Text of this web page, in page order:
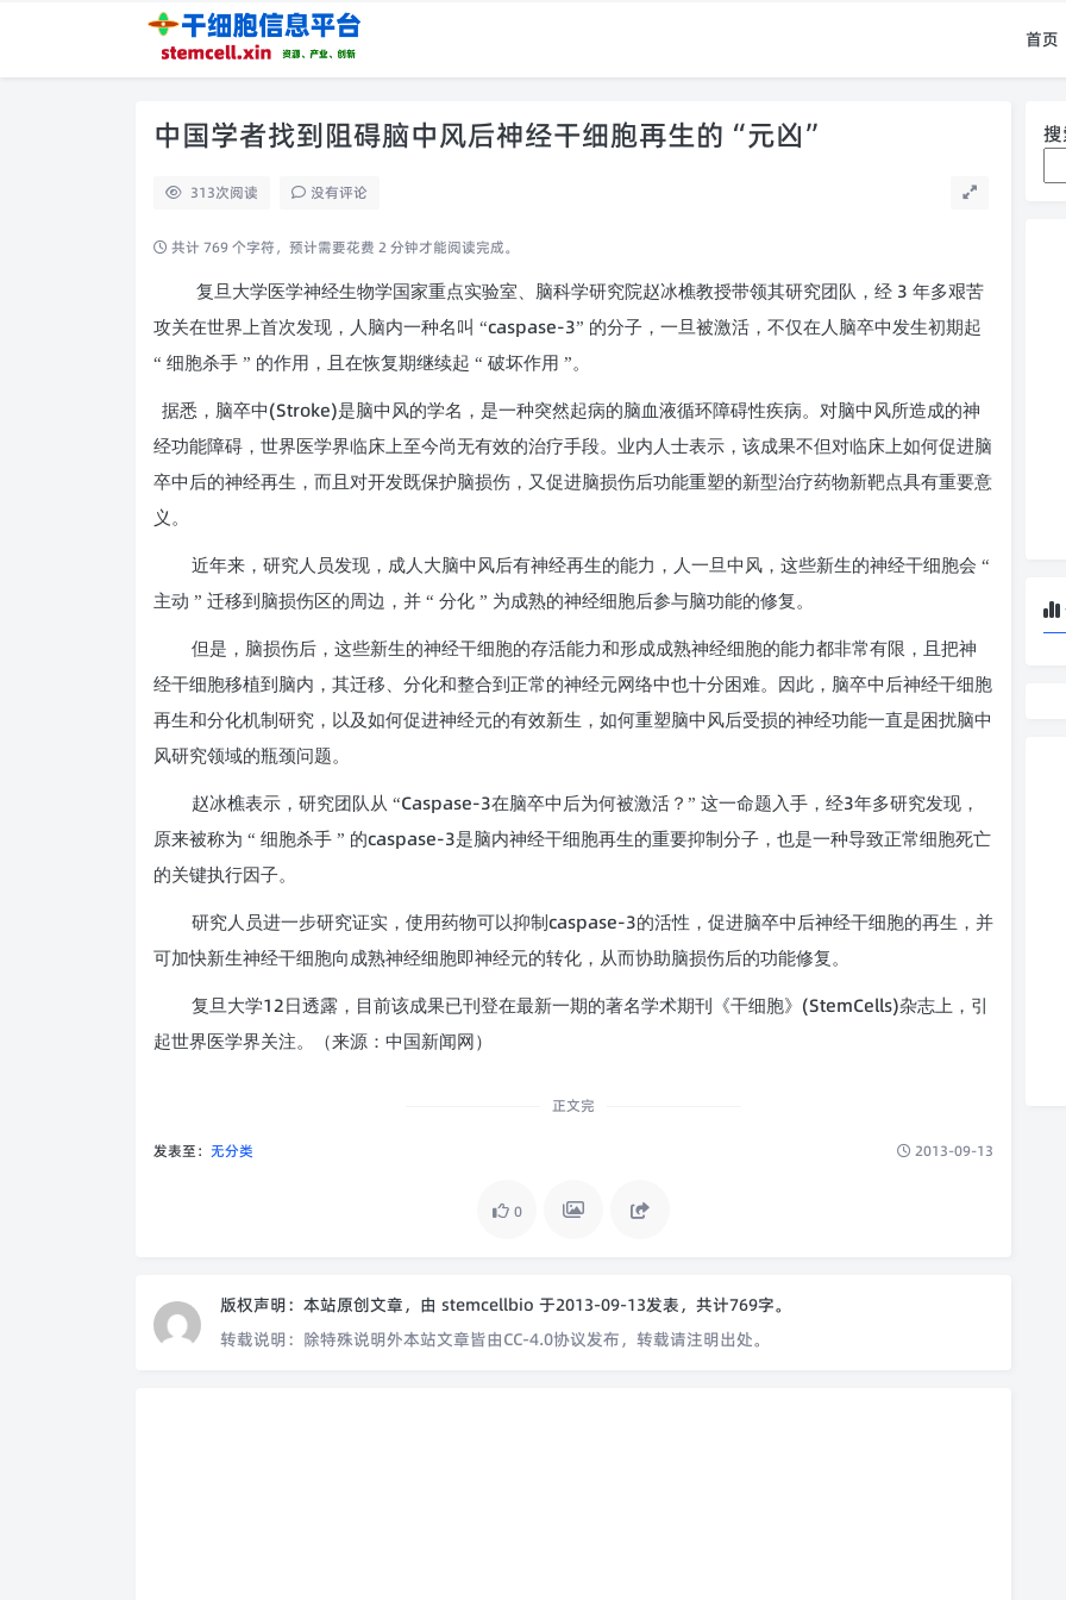
首页
中国学者找到阻碍脑中风后神经干细胞再生的“元凶”
313次阅读 没有评论
共计 769 个字符，预计需要花费 2 分钟才能阅读完成。
复旦大学医学神经生物学国家重点实验室、脑科学研究院赵冰樵教授带领其研究团队，经 3 年多艰苦
攻关在世界上首次发现，人脑内一种名叫 “caspase-3” 的分子，一旦被激活，不仅在人脑卒中发生初期起
“ 细胞杀手 ” 的作用，且在恢复期继续起 “ 破坏作用 ”。
据悉，脑卒中(Stroke)是脑中风的学名，是一种突然起病的脑血液循环障碍性疾病。对脑中风所造成的神
经功能障碍，世界医学界临床上至今尚无有效的治疗手段。业内人士表示，该成果不但对临床上如何促进脑
卒中后的神经再生，而且对开发既保护脑损伤，又促进脑损伤后功能重塑的新型治疗药物新靶点具有重要意
义。
近年来，研究人员发现，成人大脑中风后有神经再生的能力，人一旦中风，这些新生的神经干细胞会 “
主动 ” 迁移到脑损伤区的周边，并 “ 分化 ” 为成熟的神经细胞后参与脑功能的修复。
但是，脑损伤后，这些新生的神经干细胞的存活能力和形成成熟神经细胞的能力都非常有限，且把神
经干细胞移植到脑内，其迁移、分化和整合到正常的神经元网络中也十分困难。因此，脑卒中后神经干细胞
再生和分化机制研究，以及如何促进神经元的有效新生，如何重塑脑中风后受损的神经功能一直是困扰脑中
风研究领域的瓶颈问题。
赵冰樵表示，研究团队从 “Caspase-3在脑卒中后为何被激活？” 这一命题入手，经3年多研究发现，
原来被称为 “ 细胞杀手 ” 的caspase-3是脑内神经干细胞再生的重要抑制分子，也是一种导致正常细胞死亡
的关键执行因子。
研究人员进一步研究证实，使用药物可以抑制 caspase-3的活性，促进脑卒中后神经干细胞的再生，并
可加快新生神经干细胞向成熟神经细胞即神经元的转化，从而协助脑损伤后的功能修复。
复旦大学12 日透露，目前该成果已刊登在最新一期的著名学术期刊《干细胞》 (StemCells)杂志上，引
起世界医学界关注。（来源：中国新闻网）
正文完
发表至： 无分类 2013-09-13
0
版权声明： 本站原创文章，由 stemcellbio 于2013-09-13发表，共计769字。
转载说明： 除特殊说明外本站文章皆由CC-4.0协议发布，转载请注明出处。